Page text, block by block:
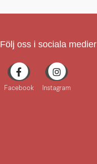
Följ oss i sociala medier
Facebook Instagram